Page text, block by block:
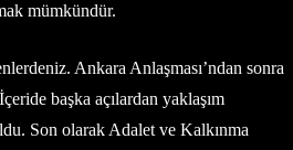
mümkündür.
Ankara Anlaşması’ndan sonra
başka açılardan yaklaşım
Son olarak Adalet ve Kalkınma